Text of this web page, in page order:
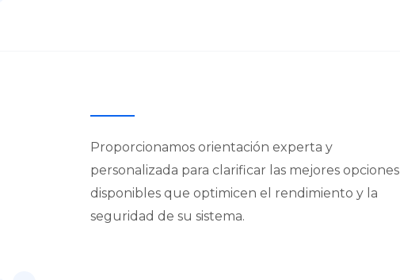
Proporcionamos orientación experta y
personalizada para clarificar las mejores opciones
disponibles que optimicen el rendimiento y la
seguridad de su sistema.